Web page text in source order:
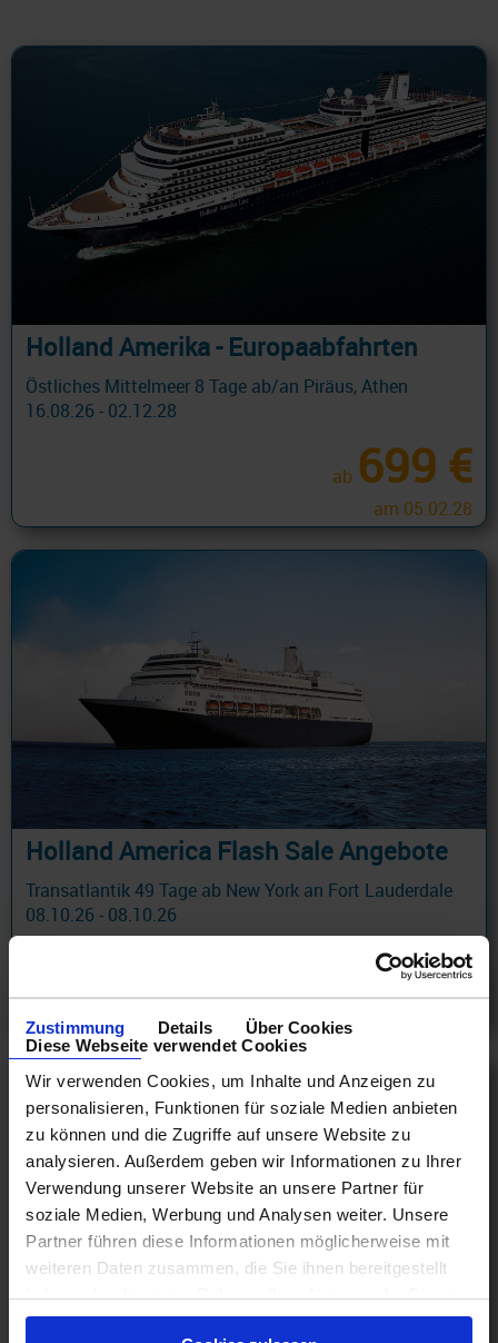
Zustimmung Details
Über Cookies
Diese Webseite verwendet Cookies
Wir verwenden Cookies, um Inhalte und Anzeigen zu
personalisieren, Funktionen für soziale Medien anbieten
zu können und die Zugriffe auf unsere Website zu
analysieren. Außerdem geben wir Informationen zu Ihrer
Verwendung unserer Website an unsere Partner für
soziale Medien, Werbung und Analysen weiter. Unsere
Partner führen diese Informationen möglicherweise mit
weiteren Daten zusammen, die Sie ihnen bereitgestellt
haben oder die sie im Rahmen Ihrer Nutzung der Dienste
gesammelt haben.
Holland Amerika - Europaabfahrten
Östliches Mittelmeer 8 Tage ab/an Piräus, Athen
16.08.26 - 02.12.28
ab 699 €
am 05.02.28
Holland America Flash Sale Angebote
Transatlantik 49 Tage ab New York an Fort Lauderdale
08.10.26 - 08.10.26
6.253 €